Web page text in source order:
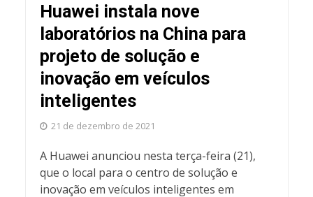
Huawei instala nove
laboratórios na China para
projeto de solução e
inovação em veículos
inteligentes
21 de dezembro de 2021
A Huawei anunciou nesta terça-feira (21),
que o local para o centro de solução e
inovação em veículos inteligentes em